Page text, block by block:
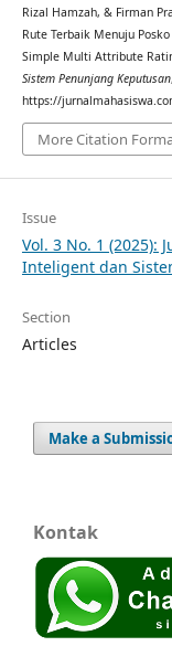
Rizal Hamzah, & Firman
Rute Terbaik Menuju
Simple Multi Attribute
Sistem Penunjang Keputusan,
https://
More Citation
Issue
Vol. 3 No. 1 (2025):
Inteligent dan
Section
Articles
Make a
Kontak